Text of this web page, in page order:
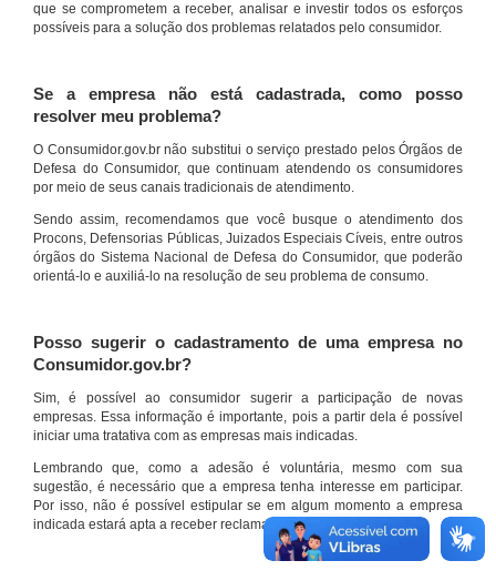
que se comprometem a receber, analisar e investir todos os esforços
possíveis para a solução dos problemas relatados pelo consumidor.
Se a empresa não está cadastrada, como posso
resolver meu problema?
O Consumidor.gov.br não substitui o serviço prestado pelos Órgãos de
Defesa do Consumidor, que continuam atendendo os consumidores
por meio de seus canais tradicionais de atendimento.
Sendo assim, recomendamos que você busque o atendimento dos
Procons, Defensorias Públicas, Juizados Especiais Cíveis, entre outros
órgãos do Sistema Nacional de Defesa do Consumidor, que poderão
orientá-lo e auxiliá-lo na resolução de seu problema de consumo.
Posso sugerir o cadastramento de uma empresa no
Consumidor.gov.br?
Sim, é possível ao consumidor sugerir a participação de novas
empresas. Essa informação é importante, pois a partir dela é possível
iniciar uma tratativa com as empresas mais indicadas.
Lembrando que, como a adesão é voluntária, mesmo com sua
sugestão, é necessário que a empresa tenha interesse em participar.
Por isso, não é possível estipular se em algum momento a empresa
indicada estará apta a receber reclamações por meio do site.